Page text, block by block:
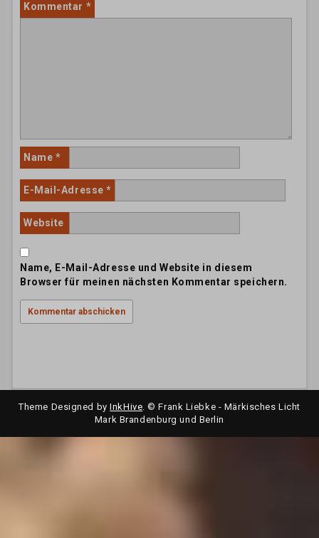
Kommentar *
Name *
E-Mail-Adresse*
Website
Name, E-Mail-Adresse und Website in diesem
Browser für meinen nächsten Kommentar speichern.
Theme Designed byInkHive.© Frank Liebke - Märkisches Licht
Mark Brandenburg und Berlin